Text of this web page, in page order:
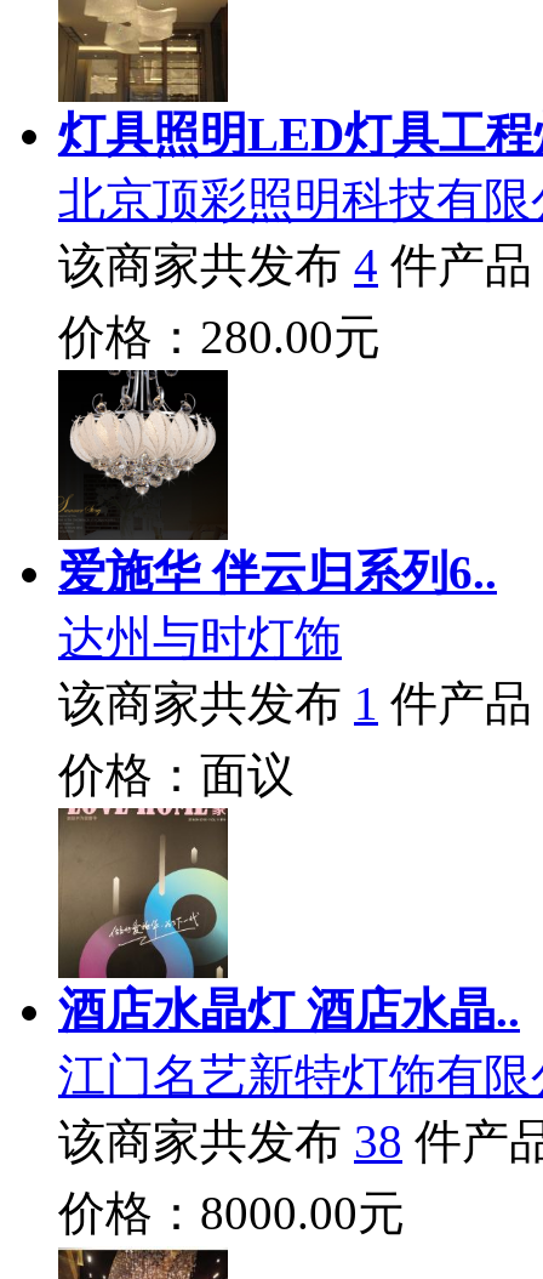
灯具照明LED灯具工
北京顶彩照明科技有限
该商家共发布 4 件产品
价格：280.00元
爱施华 伴云归系列6..
达州与时灯饰
该商家共发布 1 件产品
价格：面议
酒店水晶灯 酒店水晶..
江门名艺新特灯饰有限
该商家共发布 38 件产
价格：8000.00元